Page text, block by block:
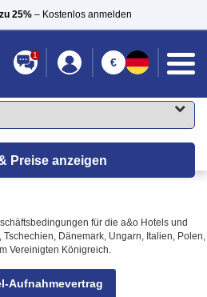
25%– Kostenlos anmelden
1
€
Preise anzeigen
für die a&o Hotels und
Dänemark, Ungarn, Italien, Polen,
Vereinigten Königreich.
Aufnahmevertrag